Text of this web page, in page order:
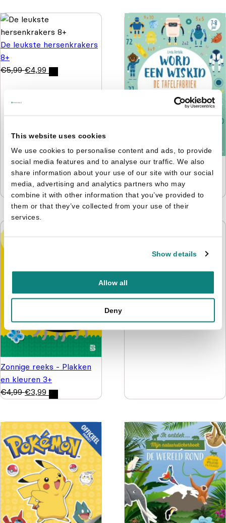
This website uses cookies
We use cookies to personalise content and ads, to provide
social media features and to analyse our traffic. We also
share information about your use of our site with our social
media, advertising and analytics partners who may
combine it with other information that you’ve provided to
them or that they’ve collected from your use of their
services.
Show details
Allow all
Deny
De leukste hersenkrakers
8+
€5,99 €4,99
De tafelfabriek - Word
een wiskid
€ 9,99 €
Zonnige reeks - Plakken
en kleuren 3+
€4,99 €3,99
€5,99 €4,99